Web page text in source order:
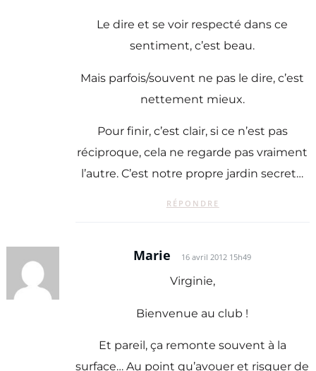
Le dire et se voir respecté dans ce
sentiment, c’est beau.
Mais parfois/souvent ne pas le dire, c’est
nettement mieux.
Pour finir, c’est clair, si ce n’est pas
réciproque, cela ne regarde pas vraiment
l’autre. C’est notre propre jardin secret…
RÉPONDRE
Marie 16 avril 2012 15h49
Virginie,
Bienvenue au club !
Et pareil, ça remonte souvent à la
surface… Au point qu’avouer et risquer de